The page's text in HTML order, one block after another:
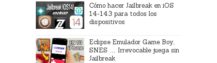
Cómo hacer Jailbreak en iOS
14-14.3 para todos los
dispositivos
Eclipse Emulador Game Boy,
SNES … Irrevocable juega sin
Jailbreak